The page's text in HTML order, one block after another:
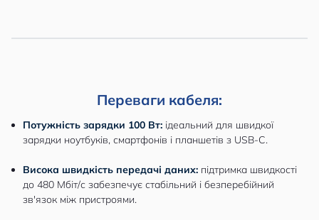
Переваги кабеля:
Потужність зарядки 100 Вт: ідеальний для швидкої
зарядки ноутбуків, смартфонів і планшетів з USB-C.
Висока швидкість передачі даних: підтримка швидкості
до 480 Мбіт/с забезпечує стабільний і безперебійний
зв'язок між пристроями.